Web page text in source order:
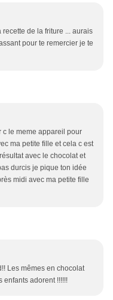
de la friture ... aurais
pour te remercier je te
c le meme appareil pour
ma petite fille et cela c est
avec le chocolat et
durcis je pique ton idée
midi avec ma petite fille
Les mêmes en chocolat
enfants adorent !!!!!!